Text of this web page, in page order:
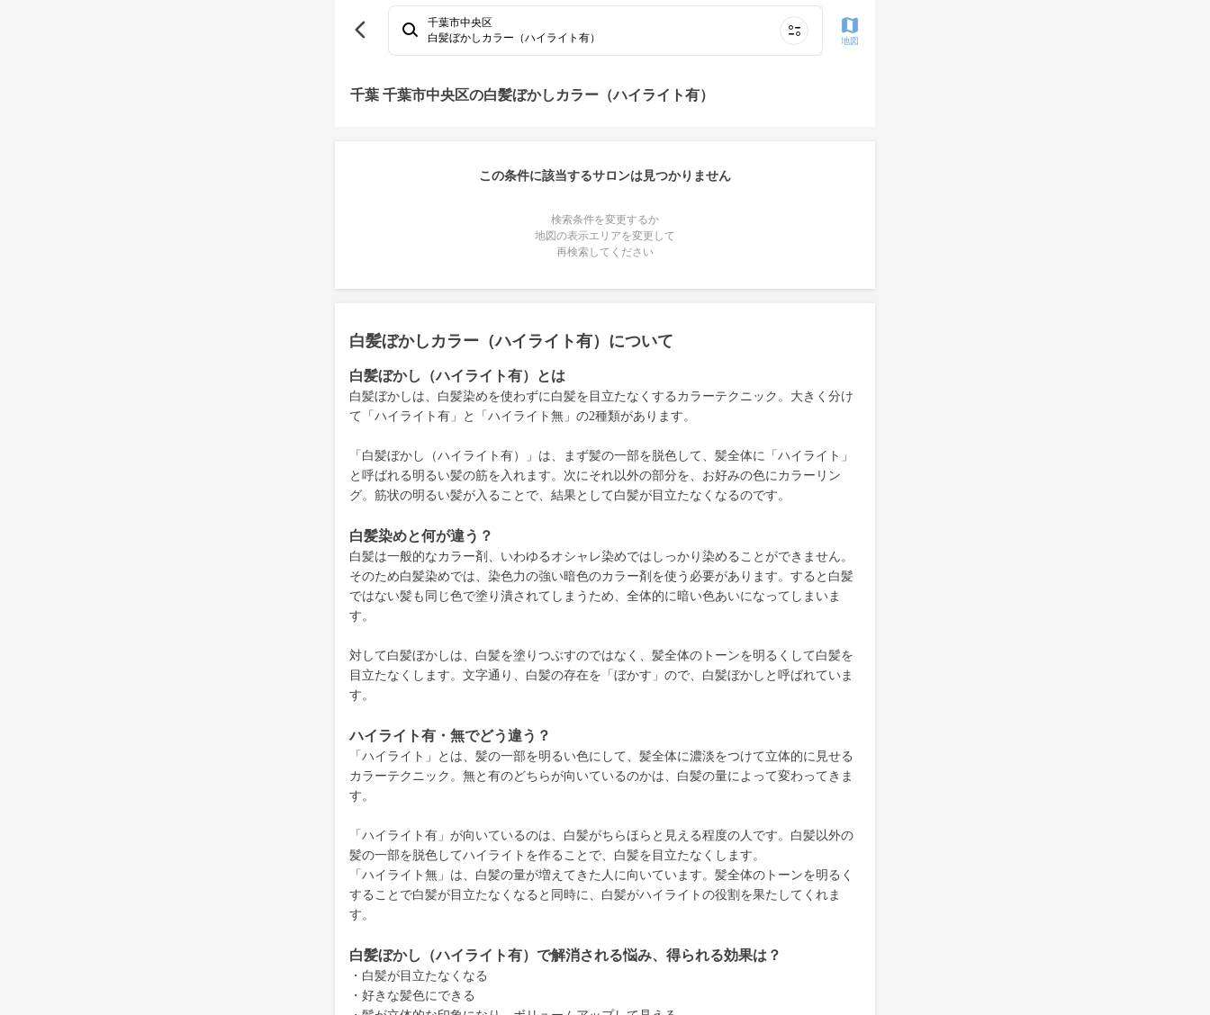
千葉市中央区
白髪ぼかしカラー（ハイライト有）
地図
千葉 千葉市中央区の白髪ぼかしカラー（ハイライト有）
この条件に該当するサロンは見つかりません
検索条件を変更するか
地図の表示エリアを変更して
再検索してください
白髪ぼかしカラー（ハイライト有）について
白髪ぼかし（ハイライト有）とは
白髪ぼかしは、白髪染めを使わずに白髪を目立たなくするカラーテクニック。大きく分け
て「ハイライト有」と「ハイライト無」の2種類があります。
「白髪ぼかし（ハイライト有）」は、まず髪の一部を脱色して、髪全体に「ハイライト」
と呼ばれる明るい髪の筋を入れます。次にそれ以外の部分を、お好みの色にカラーリン
グ。筋状の明るい髪が入ることで、結果として白髪が目立たなくなるのです。
白髪染めと何が違う？
白髪は一般的なカラー剤、いわゆるオシャレ染めではしっかり染めることができません。
そのため白髪染めでは、染色力の強い暗色のカラー剤を使う必要があります。すると白髪
ではない髪も同じ色で塗り潰されてしまうため、全体的に暗い色あいになってしまいま
す。
対して白髪ぼかしは、白髪を塗りつぶすのではなく、髪全体のトーンを明るくして白髪を
目立たなくします。文字通り、白髪の存在を「ぼかす」ので、白髪ぼかしと呼ばれていま
す。
ハイライト有・無でどう違う？
「ハイライト」とは、髪の一部を明るい色にして、髪全体に濃淡をつけて立体的に見せる
カラーテクニック。無と有のどちらが向いているのかは、白髪の量によって変わってきま
す。
「ハイライト有」が向いているのは、白髪がちらほらと見える程度の人です。白髪以外の
髪の一部を脱色してハイライトを作ることで、白髪を目立たなくします。
「ハイライト無」は、白髪の量が増えてきた人に向いています。髪全体のトーンを明るく
することで白髪が目立たなくなると同時に、白髪がハイライトの役割を果たしてくれま
す。
白髪ぼかし（ハイライト有）で解消される悩み、得られる効果は？
・白髪が目立たなくなる
・好きな髪色にできる